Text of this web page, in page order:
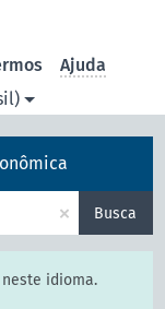
Ajuda
× Busca
idioma.